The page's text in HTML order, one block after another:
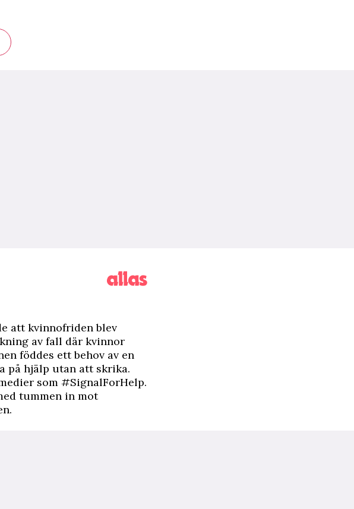
att kvinnofriden blev
av fall där kvinnor
föddes ett behov av en
på hjälp utan att skrika.
som #SignalForHelp.
tummen in mot